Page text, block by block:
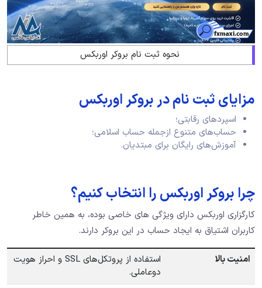
نحوه ثبت نام بروکر اوربکس
مزایای ثبت نام در بروکر اوربکس
اسپردهای رقابتی؛
حساب‌های متنوع ازجمله حساب اسلامی؛
آموزش‌های رایگان برای مبتدیان.
چرا بروکر اوربکس را انتخاب کنیم؟
کارگزاری اوربکس دارای ویژگی های خاصی بوده، به همین خاطر
کاربران اشتیاق به ایجاد حساب در این بروکر دارند.
امنیت بالا
استفاده از پروتکل‌های SSL و احراز هویت
دوعاملی.